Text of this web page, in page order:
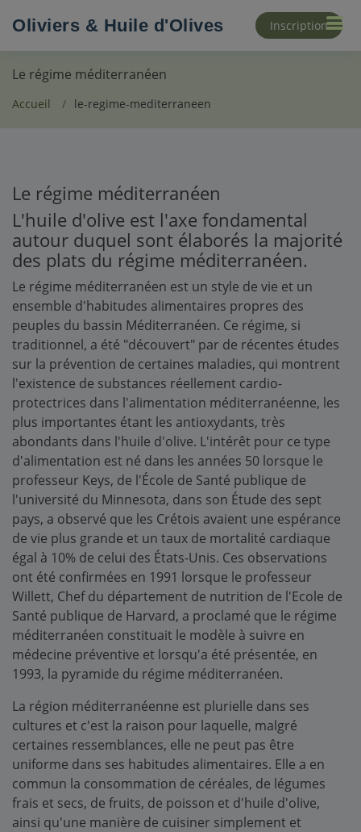
Oliviers & Huile d'Olives Inscription
Le régime méditerranéen
Accueil le-regime-mediterraneen
Le régime méditerranéen
L'huile d'olive est l'axe fondamental
autour duquel sont élaborés la majorité
des plats du régime méditerranéen.
Le régime méditerranéen est un style de vie et un
ensemble d'habitudes alimentaires propres des
peuples du bassin Méditerranéen. Ce régime, si
traditionnel, a été "découvert" par de récentes études
sur la prévention de certaines maladies, qui montrent
l'existence de substances réellement cardio-
protectrices dans l'alimentation méditerranéenne, les
plus importantes étant les antioxydants, très
abondants dans l'huile d'olive. L'intérêt pour ce type
d'alimentation est né dans les années 50 lorsque le
professeur Keys, de l'École de Santé publique de
l'université du Minnesota, dans son Étude des sept
pays, a observé que les Crétois avaient une espérance
de vie plus grande et un taux de mortalité cardiaque
égal à 10% de celui des États-Unis. Ces observations
ont été confirmées en 1991 lorsque le professeur
Willett, Chef du département de nutrition de l'Ecole de
Santé publique de Harvard, a proclamé que le régime
méditerranéen constituait le modèle à suivre en
médecine préventive et lorsqu'a été présentée, en
1993, la pyramide du régime méditerranéen.
La région méditerranéenne est plurielle dans ses
cultures et c'est la raison pour laquelle, malgré
certaines ressemblances, elle ne peut pas être
uniforme dans ses habitudes alimentaires. Elle a en
commun la consommation de céréales, de légumes
frais et secs, de fruits, de poisson et d'huile d'olive,
ainsi qu'une manière de cuisiner simplement et